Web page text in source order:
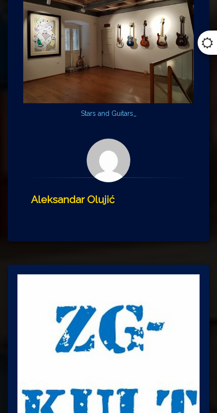
Stars and Guitars_
Aleksandar Olujić